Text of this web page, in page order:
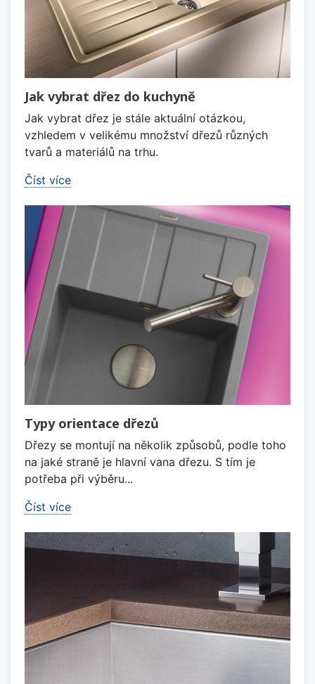
Jak vybrat dřez do kuchyně
Jak vybrat dřez je stále aktuální otázkou,
vzhledem v velikému množství dřezů různých
tvarů a materiálů na trhu.
Číst více
Typy orientace dřezů
Dřezy se montují na několik způsobů, podle toho
na jaké straně je hlavní vana dřezu. S tím je
potřeba při výběru...
Číst více